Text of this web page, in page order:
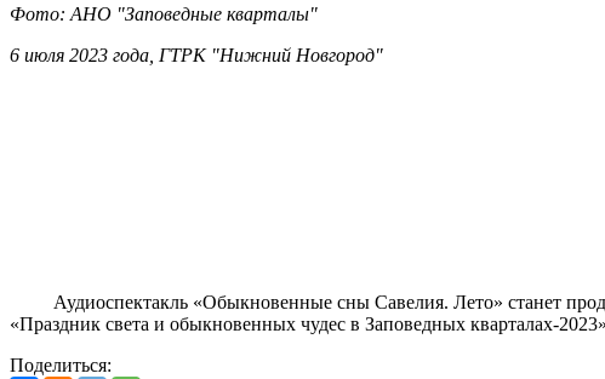
Фото: АНО "Заповедные кварталы"
6 июля 2023 года, ГТРК "Нижний Новгород"
Аудиоспектакль «Обыкновенные сны Савелия. Лето» станет
«Праздник света и обыкновенных чудес в Заповедных кварталах-
Поделиться: